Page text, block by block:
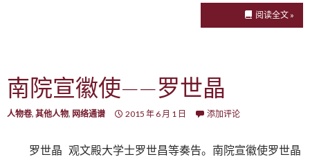
阅读全文 »
南院宣徽使——罗世晶
人物卷, 其他人物, 网络通谱 2015 年 6 月 1 日 添加评论
罗世晶 观文殿大学士罗世昌等奏告。南院宣徽使罗世晶